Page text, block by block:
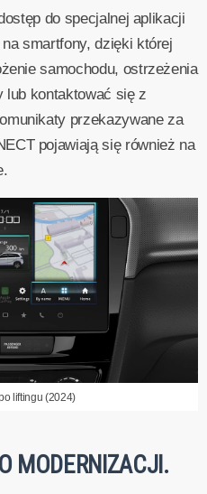
do specjalnej aplikacji
smartfony, dzięki której
samochodu, ostrzeżenia
lub kontaktować się z
przekazywane za
pojawiają się również na
liftingu (2024)
MODERNIZACJI.